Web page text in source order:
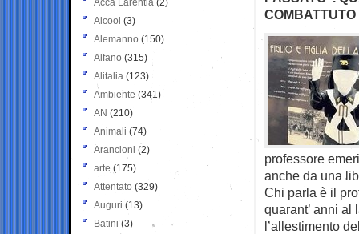
professore
anche da una
Chi parla è il
quarant’ anni
l’allestimento
Acca Larentia (2)
Alcool (3)
Alemanno (150)
Alfano (315)
Alitalia (123)
Ambiente (341)
AN (210)
Animali (74)
Arancioni (2)
arte (175)
Attentato (329)
Auguri (13)
Batini (3)